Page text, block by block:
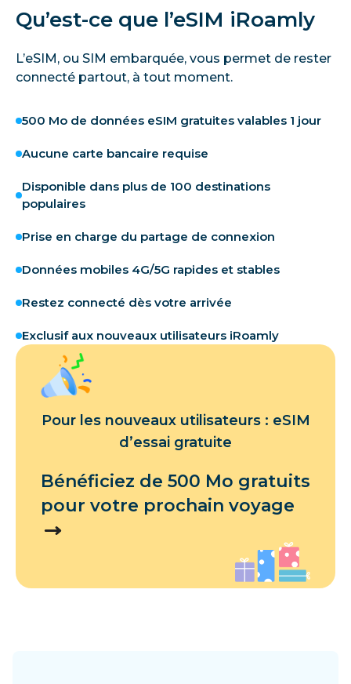
Qu’est-ce que l’eSIM iRoamly
L’eSIM, ou SIM embarquée, vous permet de rester
connecté partout, à tout moment.
500 Mo de données eSIM gratuites valables 1 jour
Aucune carte bancaire requise
Disponible dans plus de 100 destinations
populaires
Prise en charge du partage de connexion
Données mobiles 4G/5G rapides et stables
Restez connecté dès votre arrivée
Exclusif aux nouveaux utilisateurs iRoamly
Pour les nouveaux utilisateurs : eSIM
d’essai gratuite
Bénéficiez de 500 Mo gratuits
pour votre prochain voyage